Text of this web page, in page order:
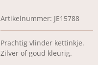
Artikelnummer: JE15788
Prachtig vlinder kettinkje.
Zilver of goud kleurig.